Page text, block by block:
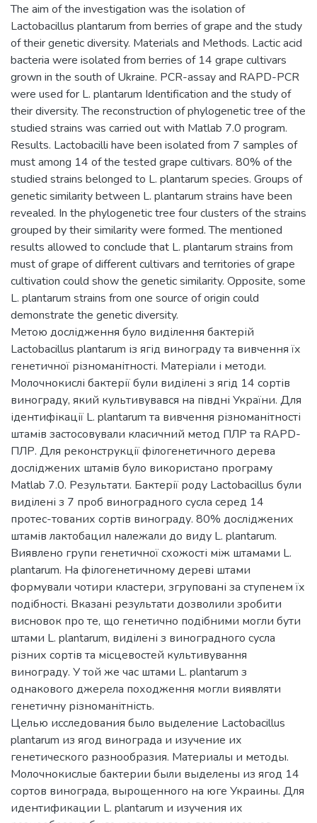
The aim of the investigation was the isolation of
Lactobacillus plantarum from berries of grape and the study
of their genetic diversity. Materials and Methods. Lactic acid
bacteria were isolated from berries of 14 grape cultivars
grown in the south of Ukraine. PCR-assay and RAPD-PCR
were used for L. plantarum Identification and the study of
their diversity. The reconstruction of phylogenetic tree of the
studied strains was carried out with Matlab 7.0 program.
Results. Lactobacilli have been isolated from 7 samples of
must among 14 of the tested grape cultivars. 80% of the
studied strains belonged to L. plantarum species. Groups of
genetic similarity between L. plantarum strains have been
revealed. In the phylogenetic tree four clusters of the strains
grouped by their similarity were formed. The mentioned
results allowed to conclude that L. plantarum strains from
must of grape of different cultivars and territories of grape
cultivation could show the genetic similarity. Opposite, some
L. plantarum strains from one source of origin could
demonstrate the genetic diversity.
Метою дослідження було виділення бактерій
Lactobacillus plantarum із ягід винограду та вивчення їх
генетичної різноманітності. Матеріали і методи.
Молочнокислі бактерії були виділені з ягід 14 сортів
винограду, який культивувався на півдні України. Для
ідентифікації L. plantarum та вивчення різноманітності
штамів застосовували класичний метод ПЛР та RAPD-
ПЛР. Для реконструкції філогенетичного дерева
досліджених штамів було використано програму
Matlab 7.0. Результати. Бактерії роду Lactobacillus були
виділені з 7 проб виноградного сусла серед 14
протес-тованих сортів винограду. 80% досліджених
штамів лактобацил належали до виду L. plantarum.
Виявлено групи генетичної схожості між штамами L.
plantarum. На філогенетичному дереві штами
формували чотири кластери, згруповані за ступенем їх
подібності. Вказані результати дозволили зробити
висновок про те, що генетично подібними могли бути
штами L. plantarum, виділені з виноградного сусла
різних сортів та місцевостей культивування
винограду. У той же час штами L. plantarum з
однакового джерела походження могли виявляти
генетичну різноманітність.
Целью исследования было выделение Lactobacillus
plantarum из ягод винограда и изучение их
генетического разнообразия. Материалы и методы.
Молочнокислые бактерии были выделены из ягод 14
сортов винограда, вырощенного на юге Украины. Для
идентификации L. plantarum и изучения их